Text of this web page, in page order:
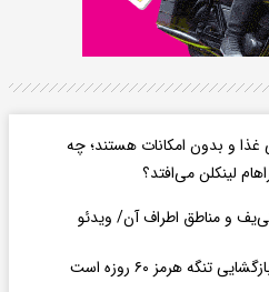
غذا و بدون امکانات هستند؛ چه
لینکلن می‌افتد؟
و مناطق اطراف آن/ ویدئو
تنگه هرمز ۶۰ روزه است